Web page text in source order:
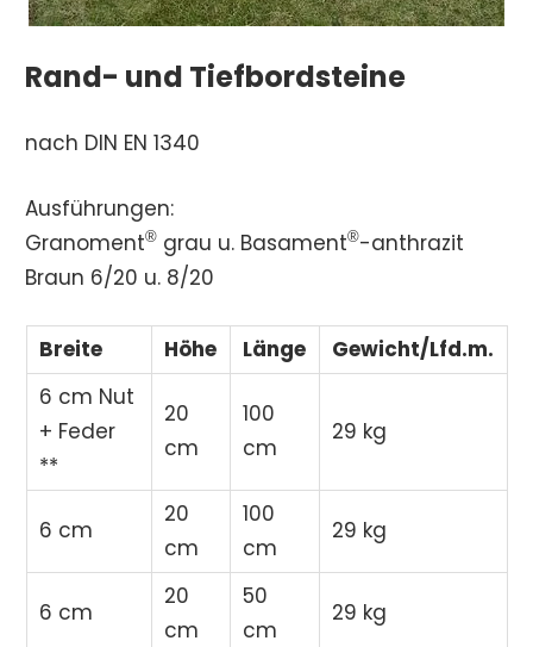
Rand- und Tiefbordsteine
nach DIN EN 1340
Ausführungen:
Granoment® grau u. Basament®-anthrazit
Braun 6/20 u. 8/20
Breite Höhe Länge
Gewicht/Lfd.m.
6 cm Nut
+ Feder
**
20
cm
100
cm
29 kg
6 cm
20
cm
100
cm
29 kg
6 cm
20
cm
50
cm
29 kg